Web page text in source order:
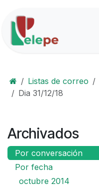
Listas de correo
Dia 31/12/18
Archivados
Por conversación
Por fecha
octubre 2014